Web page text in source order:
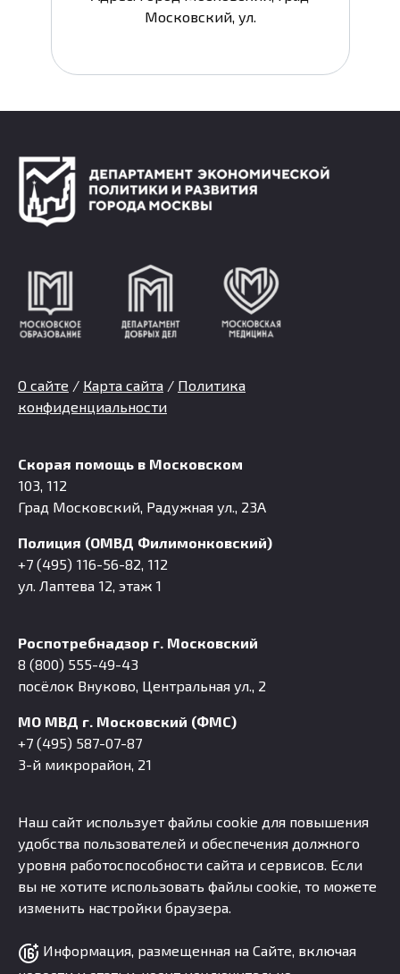
Московский, ул.
О сайте / Карта сайта / Политика
конфиденциальности
Скорая помощь в Московском
103, 112
Град Московский, Радужная ул., 23А
Полиция (ОМВД Филимонковский)
+7 (495) 116-56-82, 112
ул. Лаптева 12, этаж 1
Роспотребнадзор г. Московский
8 (800) 555-49-43
посёлок Внуково, Центральная ул., 2
МО МВД г. Московский (ФМС)
+7 (495) 587-07-87
3-й микрорайон, 21
Наш сайт использует файлы cookie для повышения
удобства пользователей и обеспечения должного
уровня работоспособности сайта и сервисов. Если
вы не хотите использовать файлы cookie, то можете
изменить настройки браузера.
Информация, размещенная на Сайте, включая